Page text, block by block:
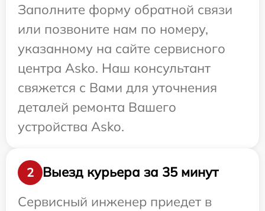
Заполните форму обратной связи
или позвоните нам по номеру,
указанному на сайте сервисного
центра Asko. Наш консультант
свяжется с Вами для уточнения
деталей ремонта Вашего
устройства Asko.
2
Выезд курьера за 35 минут
Сервисный инженер приедет в